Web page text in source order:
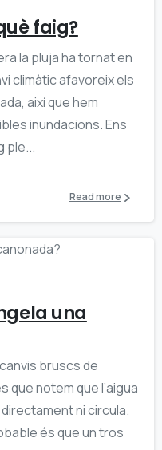
faig?
la pluja ha tornat en
climàtic afavoreix els
així que hem
inundacions. Ens
ple...
Read more
una
bruscs de
que notem que l’aigua
ni circula.
és que un tros